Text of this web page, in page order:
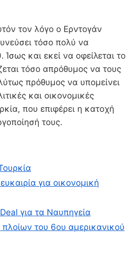
τον λόγο ο Ερντογάν
τόσο πολύ να
και εκεί να οφείλεται το
τόσο απρόθυμος να τους
πρόθυμος να υπομείνει
και οικονομικές
που επιφέρει η κατοχή
τους.
για οικονομική
για τα Ναυπηγεία
του 6ου αμερικανικού